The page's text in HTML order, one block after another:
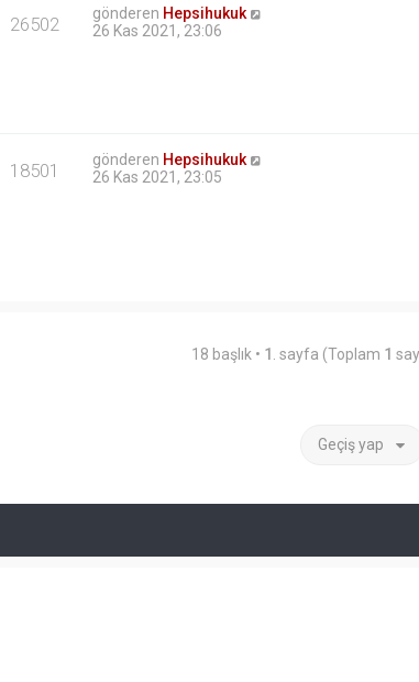
26502 gönderen Hepsihukuk
26 Kas 2021, 23:06
18501 gönderen Hepsihukuk
26 Kas 2021, 23:05
18 başlık • 1 . sayfa (Toplam 1
Geçiş yap